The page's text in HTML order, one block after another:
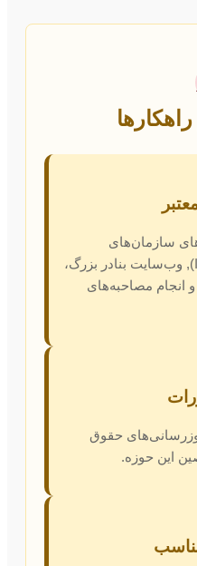
سازمان‌های
بین‌المللی (IMO, UNCTAD), وب‌سایت بنادر بزرگ،
انجام مصاحبه‌های
حقوق
این حوزه.